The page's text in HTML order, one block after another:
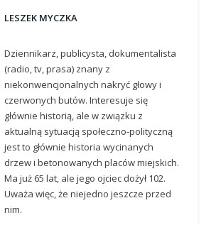
LESZEK MYCZKA
Dziennikarz, publicysta, dokumentalista
(radio, tv, prasa) znany z
niekonwencjonalnych nakryć głowy i
czerwonych butów. Interesuje się
głównie historią, ale w związku z
aktualną sytuacją społeczno-polityczną
jest to głównie historia wycinanych
drzew i betonowanych placów miejskich.
Ma już 65 lat, ale jego ojciec dożył 102.
Uważa więc, że niejedno jeszcze przed
nim.